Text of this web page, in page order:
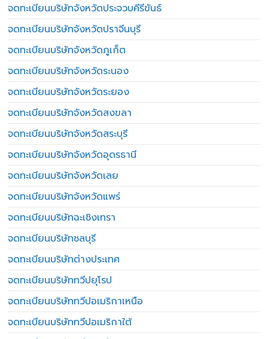
จดทะเบียนบริษัทจังหวัดประจวบคีรีขันธ์
จดทะเบียนบริษัทจังหวัดปราจีนบุรี
จดทะเบียนบริษัทจังหวัดภูเก็ต
จดทะเบียนบริษัทจังหวัดระนอง
จดทะเบียนบริษัทจังหวัดระยอง
จดทะเบียนบริษัทจังหวัดสงขลา
จดทะเบียนบริษัทจังหวัดสระบุรี
จดทะเบียนบริษัทจังหวัดอุดรธานี
จดทะเบียนบริษัทจังหวัดเลย
จดทะเบียนบริษัทจังหวัดแพร่
จดทะเบียนบริษัทฉะเชิงเทรา
จดทะเบียนบริษัทชลบุรี
จดทะเบียนบริษัทต่างประเทศ
จดทะเบียนบริษัททวีปยุโรป
จดทะเบียนบริษัททวีปอเมริกาเหนือ
จดทะเบียนบริษัททวีปอเมริกาใต้